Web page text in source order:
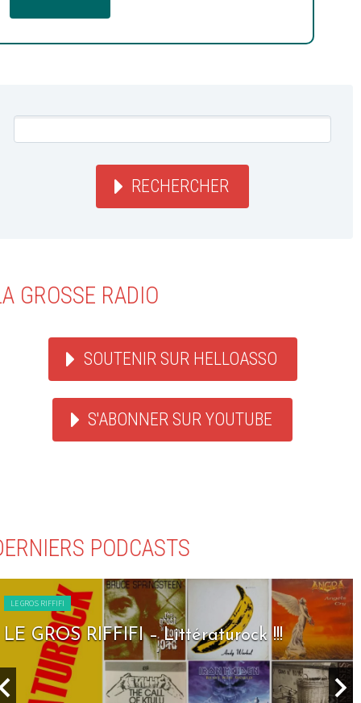
RECHERCHER
GROSSE RADIO
SOUTENIR SUR HELLOASSO
S'ABONNER SUR YOUTUBE
PODCASTS
LE GROS RIFFIFI
LE GROS RIFFIFI – Littératurock !!!